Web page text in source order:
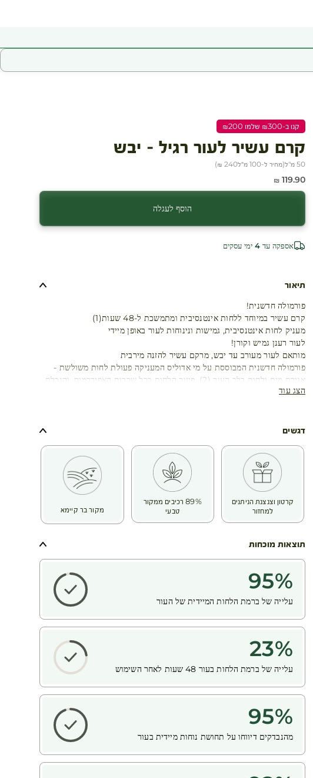
קנו ב-₪300 שלמו ₪200
קרם עשיר לעור רגיל - יבש
50 מ"ל (מחיר ל-100 מ״ל 240 ₪
)
מחיר מבצע
119.90 ₪
הוסף לעגלה
אספקה עד 4 ימי עסקים
תיאור
פורמולה חדשנית!
קרם עשיר במיוחד ללחות אינטנסיבית ומתמשכת ל-48 שעות(1)
מעניק לחות אינטנסיבית, גמישות ונינוחות לעור באופן מיידי
לעור רענן גמיש וקורן!
מותאם לעור מעורב עד יבש, מרקם עשיר להזנה מירבית
פורמולה חדשנית המבוססת על מי אדוליס המעניקה פעולת לחות משולשת -
אגירת מים ולחות בלב העור (2), פיזור הלחות בכל שכבות האפידרמיס, והגבלת
אידוי הלחות מהעור
+95% לחות מיידית בעור (3)
95% מהנבדקים טענו שהעור שלהם נינוח מיידית (4)
(4) מחקר צרכנים שנערך על 103 נבדקים
הצג עוד
דגשים
קרטון וצנצנת הניתנים
למחזור
89% רכיבים ממקור
טבעי
מקור בר קיימא
תוצאות מוכחות
95%
עלייה של ברמת הלחות המיידית של העור
23%
עלייה של ברמת הלחות בעור 48 שעות לאחר השימוש
95%
מהנבדקים דיווחו על תחושת נוחות מיידית בעור